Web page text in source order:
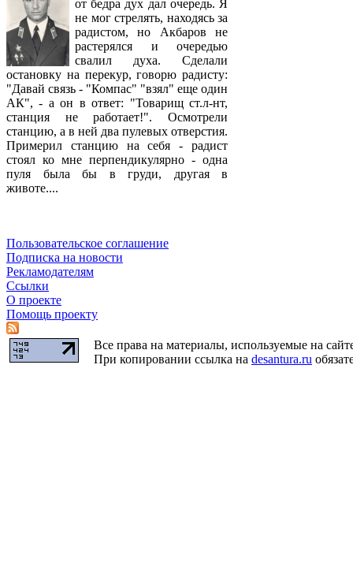
от бедра дух дал очередь. Я
не мог стрелять, находясь за
радистом, но Акбаров не
растерялся и очередью
свалил духа. Сделали
остановку на перекур, говорю радисту:
"Давай связь - "Компас" "взял" еще один
АК", - а он в ответ: "Товарищ ст.л-нт,
станция не работает!". Осмотрели
станцию, а в ней два пулевых отверстия.
Примерил станцию на себя - радист
стоял ко мне перпендикулярно - одна
пуля была бы в груди, другая в
животе....
Пользовательское соглашение
Подписка на новости
Рекламодателям
Ссылки
О проекте
Помощь проекту
Все права на материалы, используемые на
При копировании ссылка на desantura.ru